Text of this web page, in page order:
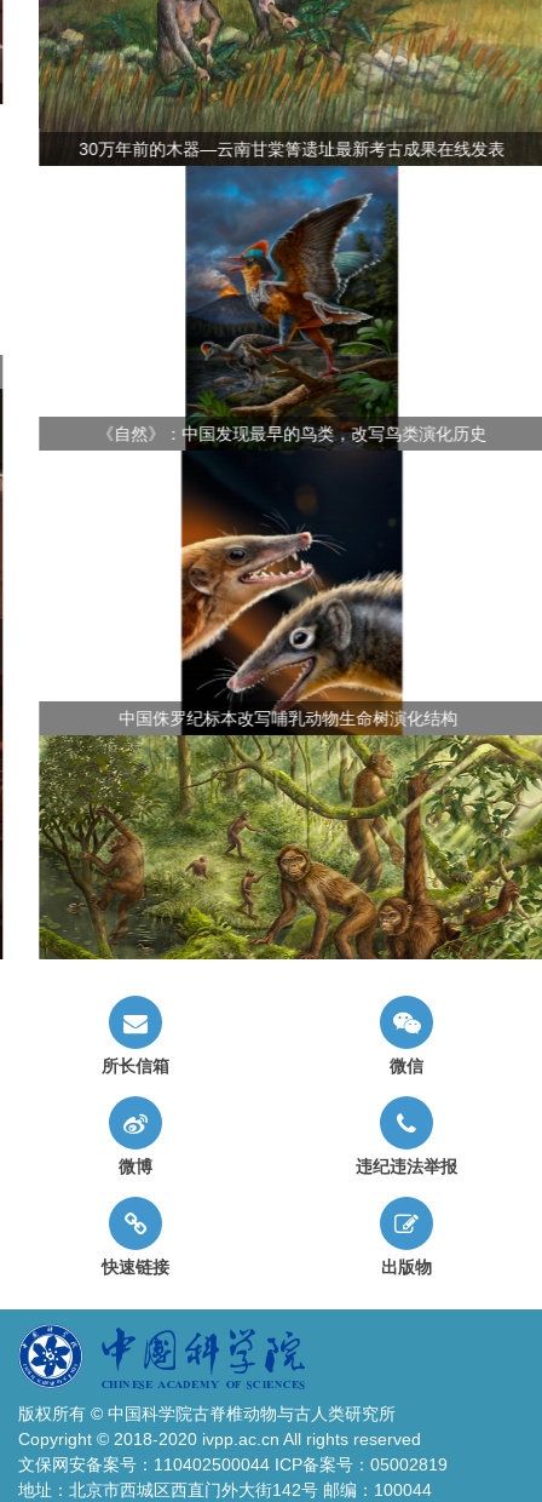
30万年前的木器—云南甘棠箐遗址最新考古成果在线发表
《自然》：中国发现最早的鸟类，改写鸟类演化历史
中国侏罗纪标本改写哺乳动物生命树演化结构
禄丰古猿内耳研究揭示猿类运动方式演化和人类直立行走的起源
所长信箱 微信
微博 违纪违法举报
快速链接
版权所有 © 中国科学院古脊椎动物与古人类研究所